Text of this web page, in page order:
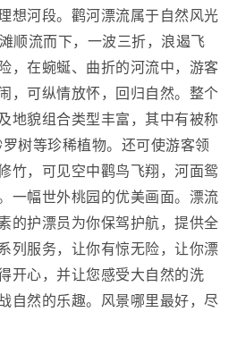
想河段。鹳河漂流属于自然风光
顺流而下，一波三折，浪遏飞
，在蜿蜒、曲折的河流中，游客
，可纵情放怀，回归自然。整个
地貌组合类型丰富，其中有被称
树等珍稀植物。还可使游客领
竹，可见空中鹳鸟飞翔，河面鸳
一幅世外桃园的优美画面。漂流
的护漂员为你保驾护航，提供全
列服务，让你有惊无险，让你漂
开心，并让您感受大自然的洗
自然的乐趣。风景哪里最好，尽